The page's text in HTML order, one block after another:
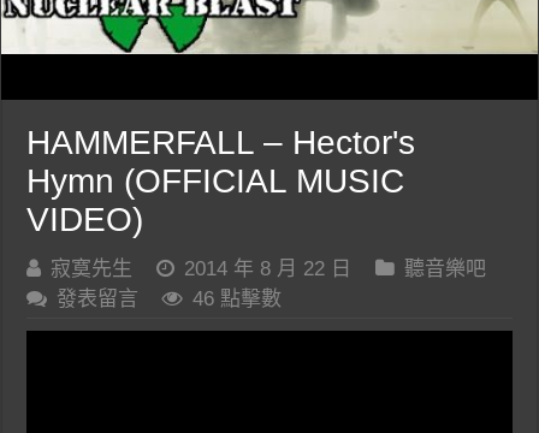
HAMMERFALL – Hector's
Hymn (OFFICIAL MUSIC
VIDEO)
寂寞先生 2014 年 8 月 22 日
聽音樂吧
發表留言
46 點擊數